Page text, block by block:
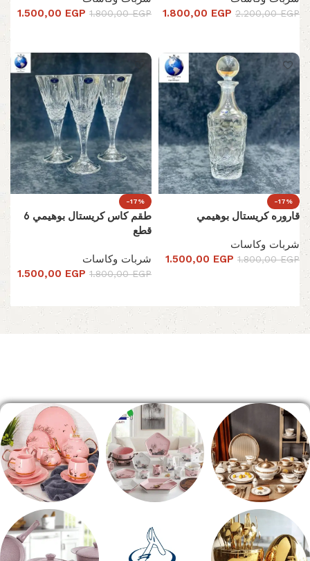
2.200,00EGP
1.800,00 EGP
1.800,00EGP
1.500,00 EGP
-17%
قاروره كريستال بوهيمي
شربات وكاسات
1.800,00EGP
1.500,00 EGP
-17%
طقم كاس كريستال بوهيمي 6
قطع
شربات وكاسات
1.800,00EGP
1.500,00 EGP
طقم سفره شاي بالجاتوه